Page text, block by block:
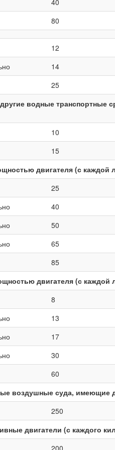
40
80
12
14
25
водные транспортные
10
15
двигателя (с
25
40
50
65
85
двигателя (с
8
13
17
30
60
воздушные суда, имеющие
250
двигатели (с каждого
200